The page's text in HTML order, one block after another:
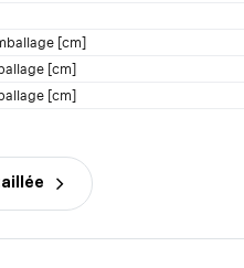
[cm]
[cm]
[cm]